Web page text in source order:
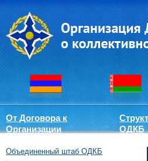
От Договора к
Организации
ОДКБ
Объединенный штаб ОДКБ